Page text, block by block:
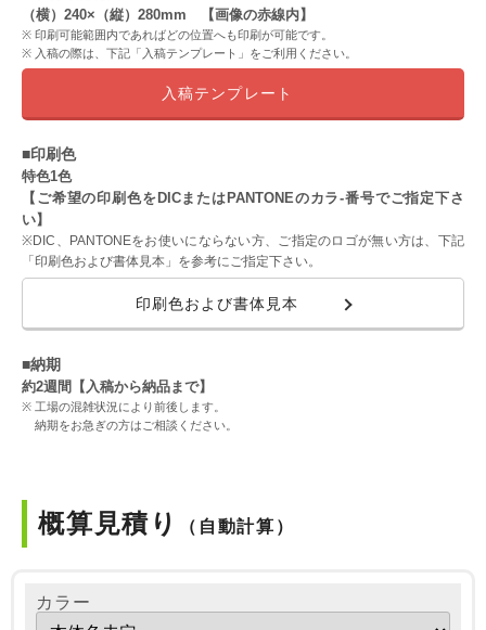
（横）240×（縦）280mm 【画像の赤線内】
印刷可能範囲内であればどの位置へも印刷が可能です。
入稿の際は、下記「入稿テンプレート」をご利用ください。
入稿テンプレート
■印刷色
特色1色
【ご希望の印刷色をDICまたはPANTONEのカラ-番号でご指定下さ
い】
※DIC、PANTONEをお使いにならない方、ご指定のロゴが無い方は、下記
「印刷色および書体見本」を参考にご指定下さい。
印刷色および書体見本
■納期
約2週間【入稿から納品まで】
工場の混雑状況により前後します。
納期をお急ぎの方はご相談ください。
概算見積り （自動計算）
カラー